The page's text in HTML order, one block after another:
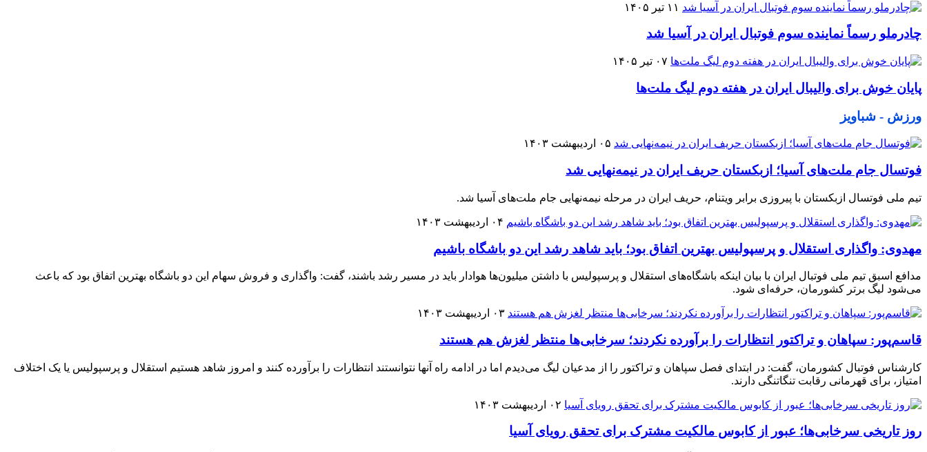
۱۱ تیر ۱۴۰۵
چادرملو رسماً نماینده سوم فوتبال ایران در آسیا شد
۰۷ تیر ۱۴۰۵
پایان خوش برای والیبال ایران در هفته دوم لیگ ملت‌ها
ورزش - شباویز
۰۵ اردیبهشت ۱۴۰۳
فوتسال جام ملت‌های آسیا؛ ازبکستان حریف ایران در نیمه‌نهایی شد
تیم ملی فوتسال ازبکستان با پیروزی برابر ویتنام، حریف ایران در مرحله نیمه‎‌نهایی جام ملت‌های آسیا شد.
۰۴ اردیبهشت ۱۴۰۳
مهدوی:‌ واگذاری استقلال و پرسپولیس بهترین اتفاق بود؛ باید شاهد رشد این دو باشگاه باشیم
مدافع اسبق تیم ملی فوتبال ایران با بیان اینکه باشگاه‌های استقلال و پرسپولیس با داشتن میلیون‌ها هوادار باید در مسیر رشد باشند، گفت: واگذاری و فروش سهام این دو باشگاه بهترین اتفاق بود که باعث
می‌شود لیگ برتر کشورمان، حرفه‌ای شود.
۰۳ اردیبهشت ۱۴۰۳
قاسم‌پور: سپاهان و تراکتور انتظارات را برآورده نکردند؛‌ سرخابی‌ها منتظر لغزش هم هستند
کارشناس فوتبال کشورمان، گفت: در ابتدای فصل سپاهان و تراکتور را از مدعیان لیگ می‌دیدم اما در ادامه راه آنها نتوانستند انتظارات را برآورده کنند و امروز شاهد هستیم استقلال و پرسپولیس یا یک اختلاف
امتیاز، برای قهرمانی رقابت تنگاتنگی دارند.
۰۲ اردیبهشت ۱۴۰۳
روز تاریخی سرخابی‌ها؛ عبور از کابوس مالکیت مشترک برای تحقق رویای آسیا